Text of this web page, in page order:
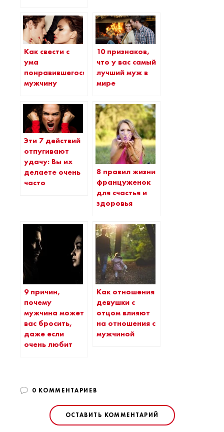
Как свести с
ума
понравившегося
мужчину
10 признаков,
что у вас самый
лучший муж в
мире
Эти 7 действий
отпугивают
удачу: Вы их
делаете очень
часто
8 правил жизни
француженок
для счастья и
здоровья
9 причин,
почему
мужчина может
вас бросить,
даже если
очень любит
Как отношения
девушки с
отцом влияют
на отношения с
мужчиной
0 КОММЕНТАРИЕВ
ОСТАВИТЬ КОММЕНТАРИЙ